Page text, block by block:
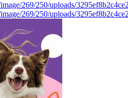
269/250/uploads/
269/250/uploads/